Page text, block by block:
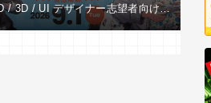
/ 3D / UI デザイナー志望者向け
）作品締切